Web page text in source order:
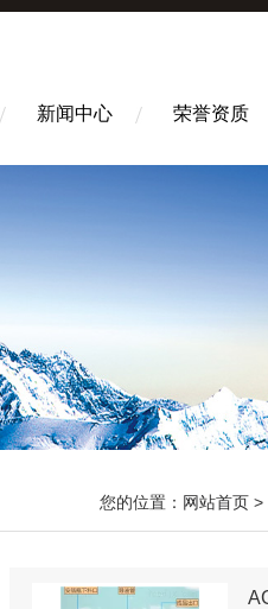
新闻中心 荣誉资质
您的位置： 网站首页 >